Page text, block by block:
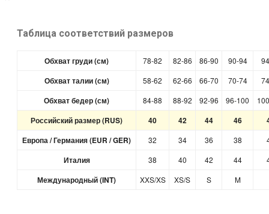
Таблица соответствий размеров
Обхват груди (см) 78-82 82-86 86-90 90-94
Обхват талии (см) 58-62 62-66 66-70 70-74
Обхват бедер (см) 84-88 88-92 92-96 96-100
Российский размер (RUS) 40 42 44 46
Европа / Германия (EUR / GER)
32 34 36 38
Италия 38 40 42 44
Международный (INT) XXS/XS XS/S S M